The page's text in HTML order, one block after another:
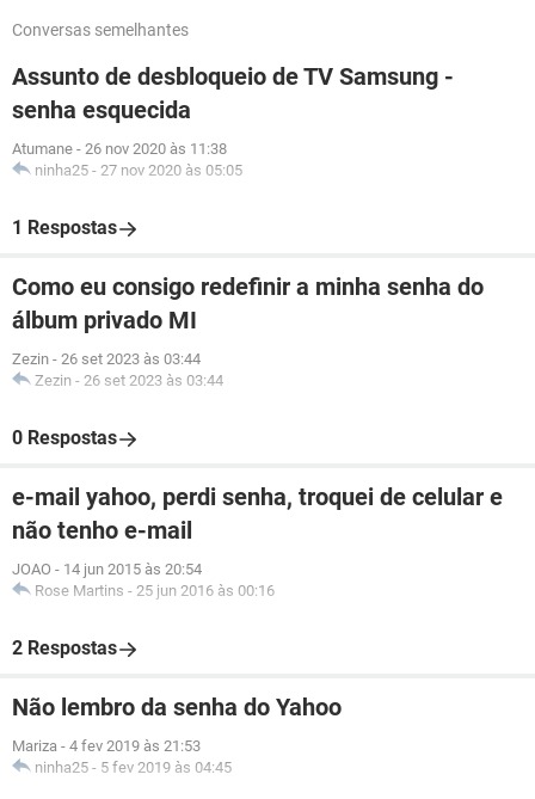
Conversas semelhantes
Assunto de desbloqueio de TV Samsung -
senha esquecida
Atumane - 26 nov 2020 às 11:38
ninha25 - 27 nov 2020 às 05:05
1 Respostas
Como eu consigo redefinir a minha senha do
álbum privado MI
Zezin - 26 set 2023 às 03:44
Zezin - 26 set 2023 às 03:44
0 Respostas
e-mail yahoo, perdi senha, troquei de celular e
não tenho e-mail
JOAO - 14 jun 2015 às 20:54
Rose Martins - 25 jun 2016 às 00:16
2 Respostas
Não lembro da senha do Yahoo
Mariza - 4 fev 2019 às 21:53
ninha25 - 5 fev 2019 às 04:45